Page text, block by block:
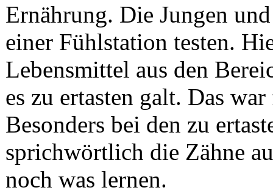
Ernährung. Die Jungen
einer Fühlstation testen.
Lebensmittel aus den
es zu ertasten galt. Das
Besonders bei den zu
sprichwörtlich die Zähne
noch was lernen.